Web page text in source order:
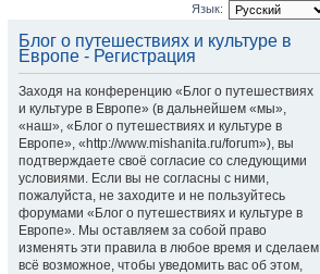
Язык:
Блог о путешествиях и культуре в
Европе - Регистрация
Заходя на конференцию «Блог о путешествиях
и культуре в Европе» (в дальнейшем «мы»,
«наш», «Блог о путешествиях и культуре в
Европе», «http://www.mishanita.ru/forum»), вы
подтверждаете своё согласие со следующими
условиями. Если вы не согласны с ними,
пожалуйста, не заходите и не пользуйтесь
форумами «Блог о путешествиях и культуре в
Европе». Мы оставляем за собой право
изменять эти правила в любое время и сделаем
всё возможное, чтобы уведомить вас об этом,